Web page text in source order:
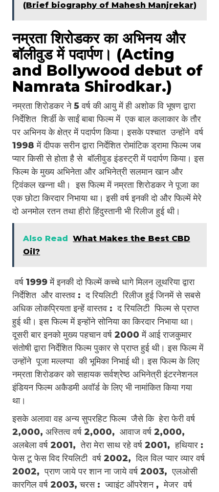
(Brief biography of Mahesh Manjrekar)
नम्रता शिरोडकर का अभिनय और
बॉलीवुड में पदार्पण। (Acting
and Bollywood debut of
Namrata Shirodkar.)
नम्रता शिरोडकर ने 5 वर्ष की आयु में ही अशोक वि भूषण द्वारा
निर्देशित शिर्डी के साईं बाबा फिल्म में एक बाल कलाकार के तौर
पर अभिनय के क्षेत्र में पदार्पण किया। इसके पश्चात उन्होंने वर्ष
1998 में दीपक सरीन द्वारा निर्देशित रोमांटिक ड्रामा फिल्म जब
प्यार किसी से होता है से बॉलीवुड इंडस्ट्री में पदार्पण किया। इस
फिल्म के मुख्य अभिनेता और अभिनेत्री सलमान खान और
ट्विंकल खन्ना थी। इस फिल्म में नम्रता शिरोडकर ने पूजा का
एक छोटा किरदार निभाया था। इसी वर्ष इनकी दो और फिल्में मेरे
दो अनमोल रतन तथा हीरो हिंदुस्तानी भी रिलीज हुई थी।
Also Read
What Makes the Best CBD
Oil?
वर्ष 1999 में इनकी दो फिल्में कच्चे धागे मिलन लूथरिया द्वारा
निर्देशित और वास्तव : द रियलिटी रिलीज हुई जिनमें से सबसे
अधिक लोकप्रियता इन्हें वास्तव : द रियलिटी फिल्म से प्राप्त
हुई थी। इस फिल्म में इन्होंने सोनिया का किरदार निभाया था।
दूसरी बार इनको मुख्य पहचान वर्ष 2000 में आई राजकुमार
संतोषी द्वारा निर्देशित फिल्म पुकार से प्राप्त हुई थी। इस फिल्म में
उन्होंने पूजा मल्लप्पा की भूमिका निभाई थी। इस फिल्म के लिए
नम्रता शिरोडकर को सहायक सर्वश्रेष्ठ अभिनेत्री इंटरनेशनल
इंडियन फिल्म अकैडमी अवॉर्ड के लिए भी नामांकित किया गया
था।
इसके अलावा वह अन्य सुपरहिट फिल्म जैसे कि हेरा फेरी वर्ष
2,000, अस्तित्व वर्ष 2,000, आवाज वर्ष 2,000,
अलबेला वर्ष 2001, तेरा मेरा साथ रहे वर्ष 2001, हथियार :
फेस टू फेस विद रियलिटी वर्ष 2002, दिल विल प्यार व्यार वर्ष
2002, प्राण जाये पर शान ना जाये वर्ष 2003, एलओसी
कारगिल वर्ष 2003, चरस : ज्वाइंट ऑपरेशन , मेजर वर्ष